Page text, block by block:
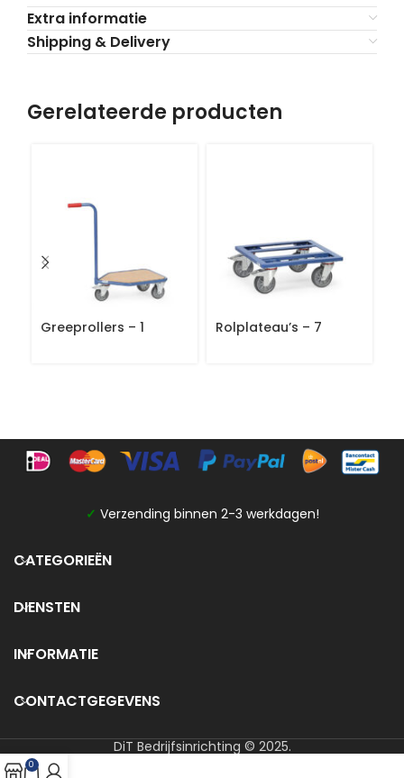
Extra informatie
Shipping & Delivery
Gerelateerde producten
Greeprollers – 1 Rolplateau’s – 7
✓ Verzending binnen 2-3 werkdagen!
CATEGORIEËN
DIENSTEN
INFORMATIE
CONTACTGEGEVENS
DiT Bedrijfsinrichting © 2025.
0